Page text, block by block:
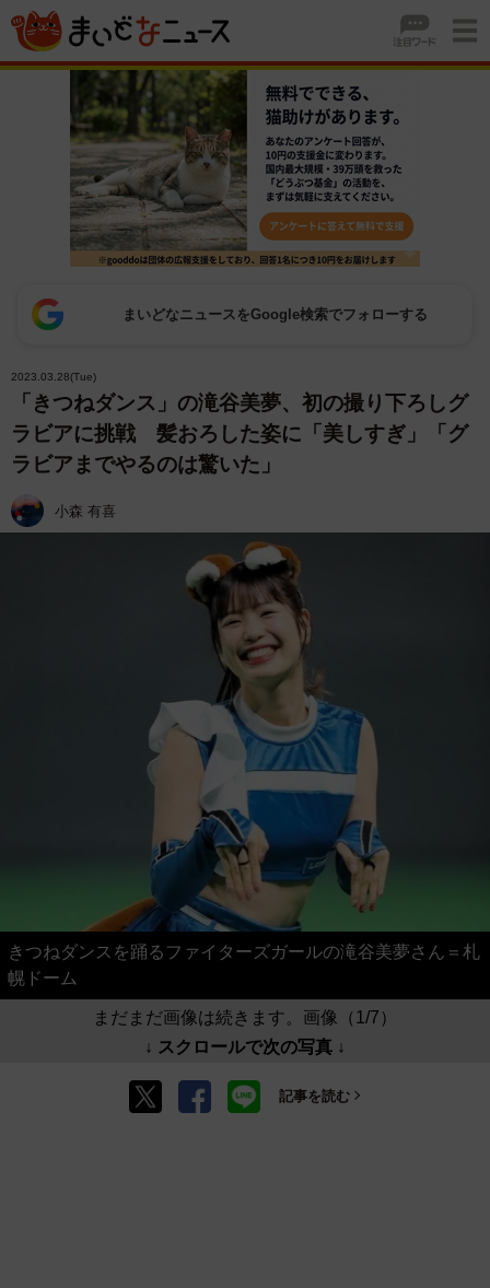
まいどなニュースをGoogle検索でフォローする
2023.03.28(Tue)
「きつねダンス」の滝谷美夢、初の撮り下ろしグ
ラビアに挑戦 髪おろした姿に「美しすぎ」「グ
ラビアまでやるのは驚いた」
小森 有喜
きつねダンスを踊るファイターズガールの滝谷美夢さん＝札
幌ドーム
まだまだ画像は続きます。画像（1/7）
↓ スクロールで次の写真 ↓
記事を読む